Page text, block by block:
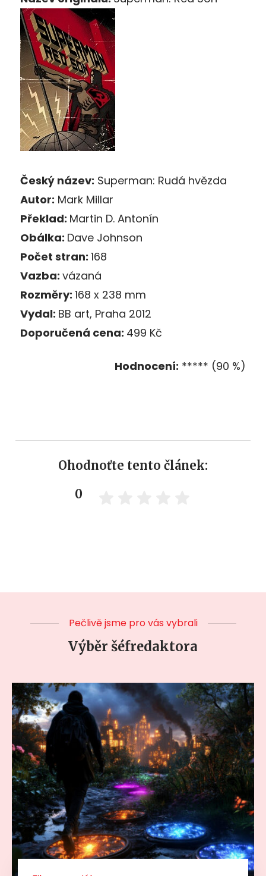
Český název: Superman: Rudá hvězda
Autor: Mark Millar
Překlad: Martin D. Antonín
Obálka: Dave Johnson
Počet stran: 168
Vazba: vázaná
Rozměry: 168 x 238 mm
Vydal: BB art, Praha 2012
Doporučená cena: 499 Kč
Hodnocení: ***** (90 %)
Ohodnoťte tento článek:
0
Pečlivě jsme pro vás vybrali
Výběr šéfredaktora